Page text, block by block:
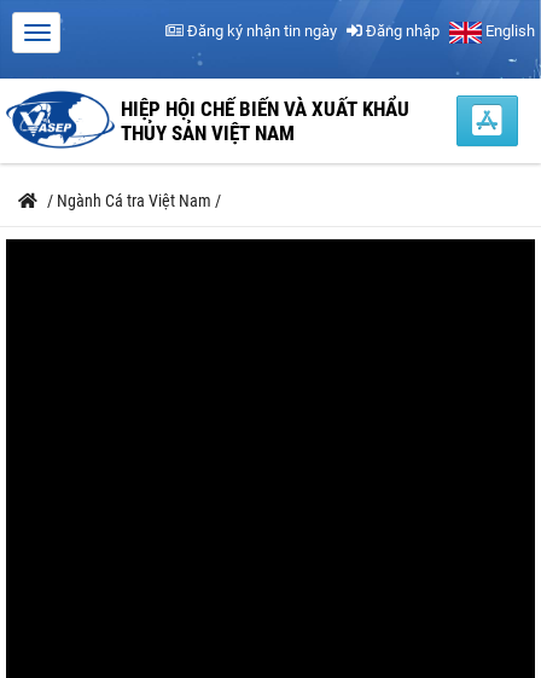
Đăng ký nhận tin ngày Đăng nhập English
HIỆP HỘI CHẾ BIẾN VÀ XUẤT KHẨU
THỦY SẢN VIỆT NAM
/ Ngành Cá tra Việt Nam /